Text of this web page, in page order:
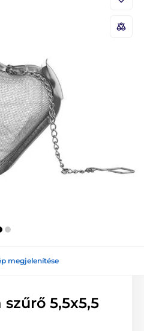
megjelenítése
5,5x5,5